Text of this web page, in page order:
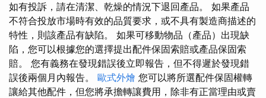
如有投訴，請在清潔、乾燥的情況下退回產品。 如果產品
不符合投放市場時有效的品質要求，或不具有製造商描述的
特性，則該產品有缺陷。 如果可移動物品（產品）出現缺
陷，您可以根據您的選擇提出配件保固索賠或產品保固索
賠。 您有義務在發現錯誤後立即報告，但不得遲於發現錯
誤後兩個月內報告。 歐式外燴 您可以將所選配件保固權轉
讓給其他配件，但您將承擔轉讓費用，除非有正當理由或賣